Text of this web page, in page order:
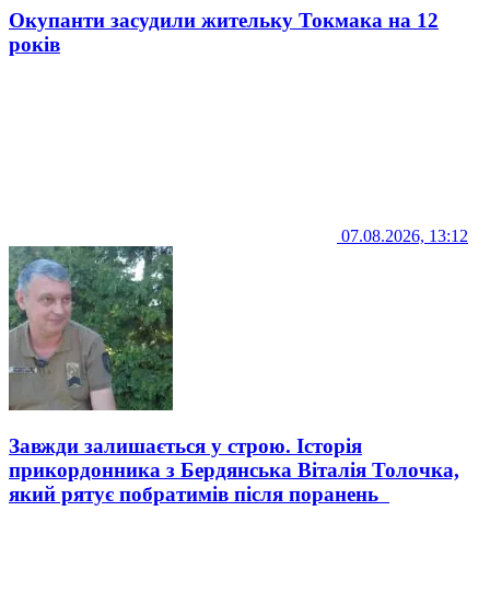
Окупанти засудили жительку Токмака на 12
років
07.08.2026, 13:12
Завжди залишається у строю. Історія
прикордонника з Бердянська Віталія Толочка,
який рятує побратимів після поранень